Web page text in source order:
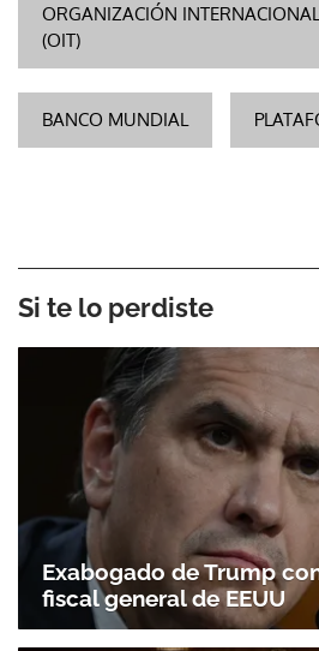
ORGANIZACIÓN
(OIT)
BANCO MUNDIAL
Si te lo perdiste
Exabogado de Trump
fiscal general de EEUU